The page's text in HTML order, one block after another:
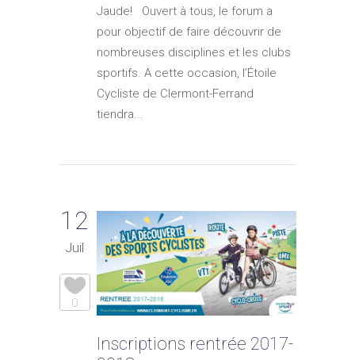
Jaude! Ouvert à tous, le forum a
pour objectif de faire découvrir de
nombreuses disciplines et les clubs
sportifs. A cette occasion, l’Étoile
Cycliste de Clermont-Ferrand
tiendra...
12
Juil
0
Inscriptions rentrée 2017-